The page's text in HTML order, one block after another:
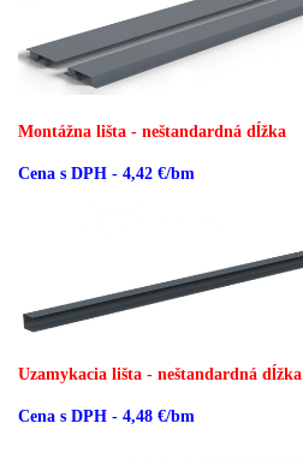
Montážna lišta - neštandardná dĺžka
Cena s DPH - 4,42 €/bm
Uzamykacia lišta - neštandardná dĺžka
Cena s DPH - 4,48 €/bm